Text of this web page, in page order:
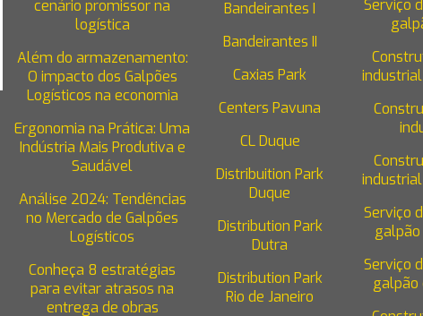
cenário promissor na
logística
Além do armazenamento:
O impacto dos Galpões
Logísticos na economia
Ergonomia na Prática: Uma
Indústria Mais Produtiva e
Saudável
Análise 2024: Tendências
no Mercado de Galpões
Logísticos
Conheça 8 estratégias
para evitar atrasos na
entrega de obras
Bandeirantes I
Bandeirantes II
Caxias Park
Centers Pavuna
CL Duque
Distribuition Park
Duque
Distribution Park
Dutra
Distribution Park
Rio de Janeiro
Serviço
Serviço
Serviço
galpão
excelente viabilidade e funcionalidade no
encontramos, apresentando uma série de
oferecendo ainda possibilidades de
Ver mais - Capacidade do piso de um galpão logístico
Serviços Blog Galpões para alugar Informações